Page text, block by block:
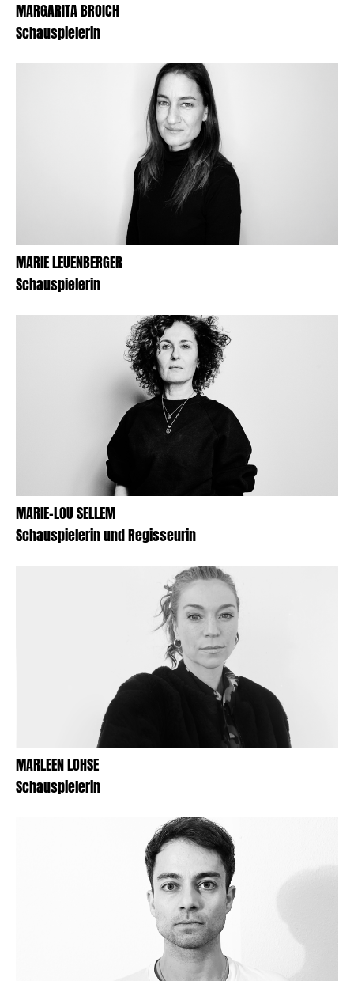
MARGARITA BROICH
Schauspielerin
MARIE LEUENBERGER
Schauspielerin
MARIE-LOU SELLEM
Schauspielerin und Regisseurin
MARLEEN LOHSE
Schauspielerin